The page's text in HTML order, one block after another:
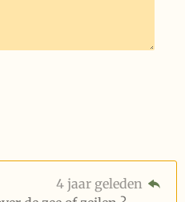
4 jaar geleden